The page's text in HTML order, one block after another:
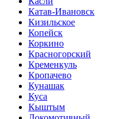
Катав-Ивановск
Кизильское
Копейск
Коркино
Красногорский
Кременкуль
Кропачево
Кунашак
Куса
Кыштым